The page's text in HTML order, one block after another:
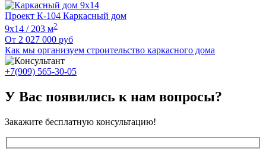
Проект К-104 Каркасный дом
9х14 / 203 м2
От 2 027 000 руб
Как мы организуем строительство каркасного дома
+7(909) 565-30-05
У Вас появились к нам вопросы?
Закажите бесплатную консультацию!